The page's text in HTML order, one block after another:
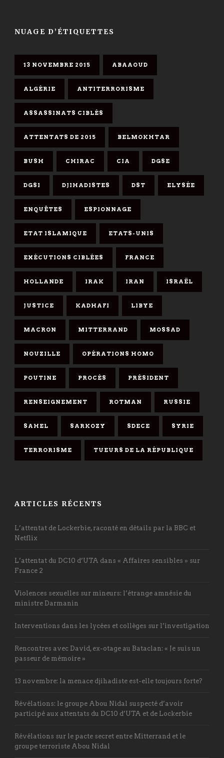
NUAGE D’ÉTIQUETTES
13 NOVEMBRE 2015 ABAAOUD
ALGÉRIE ANTITERRORISME
ASSASSINATS CIBLÉS
ATTENTATS DE 2015 BELMOKHTAR
BUSH CHIRAC CIA DGSE
DGSI DJIHADISTES DST ELYSÉE
ENQUÊTES ESPIONNAGE
ETAT ISLAMIQUE ETATS-UNIS
EXÉCUTIONS CIBLÉES FRANCE
HOLLANDE IRAK IRAN ISRAËL
JUSTICE KADHAFI LIBYE
MACRON MITTERRAND MOSSAD
NOUZILLE OPÉRATIONS HOMO
POUTINE PROCÈS PRÉSIDENT
RENSEIGNEMENT ROTMAN RUSSIE
SAHEL SARKOZY SDECE SYRIE
TERRORISME TUEURS DE LA RÉPUBLIQUE
ARTICLES RÉCENTS
L’attentat de Lockerbie, raconté en détails par la BBC et
Netflix
L’attentat du DC10 d’UTA dans « Affaires sensibles » sur
France 2
Violences sexuelles sur mineurs: l’étrange amnésie du
ministre Darmanin
Interventions dans les lycées et collèges sur l’investigation
Rencontres avec David, ex-otage au Bataclan: « Je suis un
passeur de mémoire »
13 novembre: la menace djihadiste est-elle toujours forte?
Révélations: le groupe Abou Nidal suspecté d’avoir
participé aux attentats du DC10 d’UTA et de Lockerbie
Révélations sur le pacte secret entre Mitterrand et le
groupe terroriste Abou Nidal